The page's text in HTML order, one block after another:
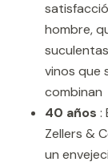
hombre,
vinos que
combinan
40 años :
Zellers &
un